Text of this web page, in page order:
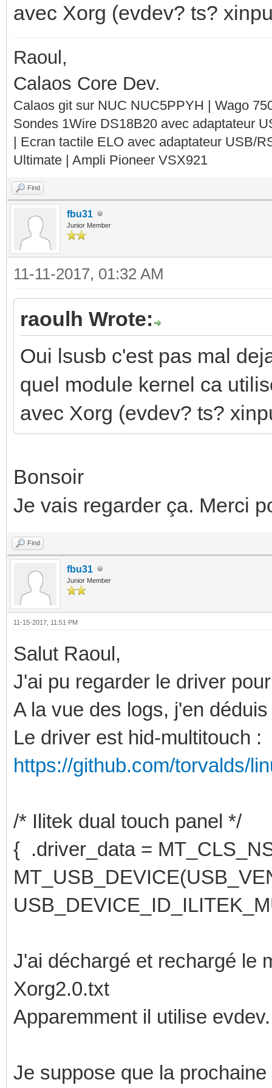
avec Xorg (evdev? ts?
Raoul,
Calaos Core Dev.
Calaos git sur NUC NUC5PPYH | Wago
Sondes 1Wire DS18B20 avec adaptateur
| Ecran tactile ELO avec adaptateur USB/
Ultimate | Ampli Pioneer VSX921
Find
fbu31
Junior Member
11-11-2017, 01:32 AM
raoulh Wrote:
Oui lsusb c'est pas mal
quel module kernel ca
avec Xorg (evdev? ts?
Bonsoir
Je vais regarder ça. Merci
Find
fbu31
Junior Member
11-15-2017, 11:51 PM
Salut Raoul,
J'ai pu regarder le driver
A la vue des logs, j'en
Le driver est hid-multitouch :
https://github.com/torvalds/
/* Ilitek dual touch panel */
{ .driver_data =
J'ai déchargé et rechargé le
Xorg2.0.txt
Apparemment il utilise evdev.
Je suppose que la